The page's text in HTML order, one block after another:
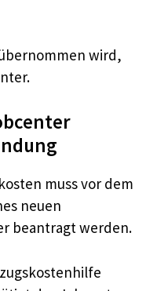
wird,
muss vor dem
neuen
beantragt werden.